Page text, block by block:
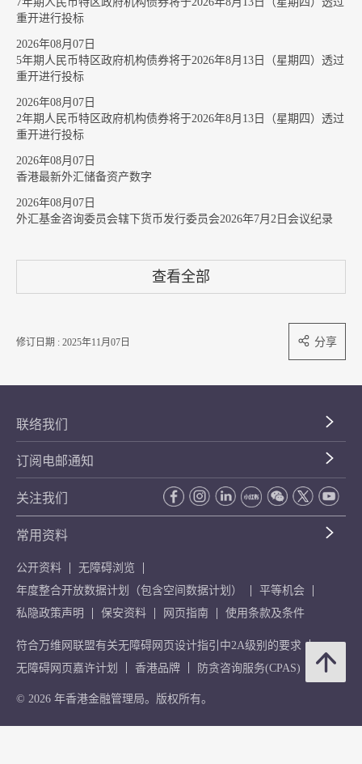
重开进行投标
2026年08月07日
5年期人民币特区政府机构债券将于2026年8月13日（星期四）透过
重开进行投标
2026年08月07日
2年期人民币特区政府机构债券将于2026年8月13日（星期四）透过
重开进行投标
2026年08月07日
香港最新外汇储备资产数字
2026年08月07日
外汇基金咨询委员会辖下货币发行委员会2026年7月2日会议纪录
查看全部
修订日期 : 2025年11月07日 分享
联络我们
订阅电邮通知
关注我们
常用资料
公开资料
无障碍浏览
年度整合开放数据计划（包含空间数据计划）
平等机会
私隐政策声明
保安资料 网页指南 使用条款及条件
符合万维网联盟有关无障碍网页设计指引中2A级别的要求
无障碍网页嘉许计划
香港品牌 防贪咨询服务(CPAS)
© 2026 年香港金融管理局。版权所有。